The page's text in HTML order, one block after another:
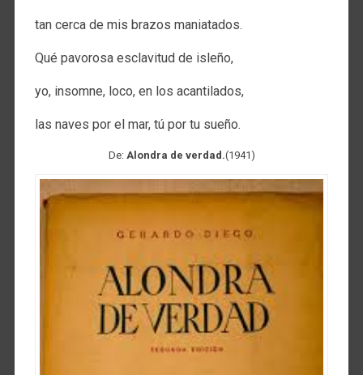
tan cerca de mis brazos maniatados.
Qué pavorosa esclavitud de isleño,
yo, insomne, loco, en los acantilados,
las naves por el mar, tú por tu sueño.
De: Alondra de verdad.(1941)